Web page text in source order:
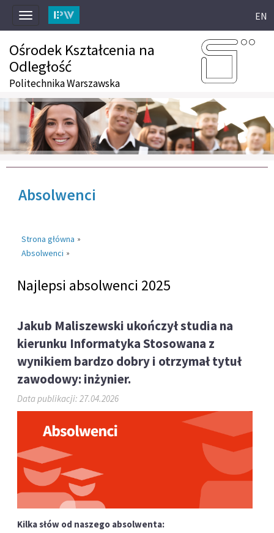
Toggle
navigation
EN
Ośrodek Kształcenia na
Odległość
Politechnika Warszawska
Absolwenci
Strona główna »
Absolwenci »
Najlepsi absolwenci 2025
Jakub Maliszewski ukończył studia na
kierunku Informatyka Stosowana z
wynikiem bardzo dobry i otrzymał tytuł
zawodowy: inżynier.
Data publikacji: 27.04.2026
Kilka słów od naszego absolwenta: